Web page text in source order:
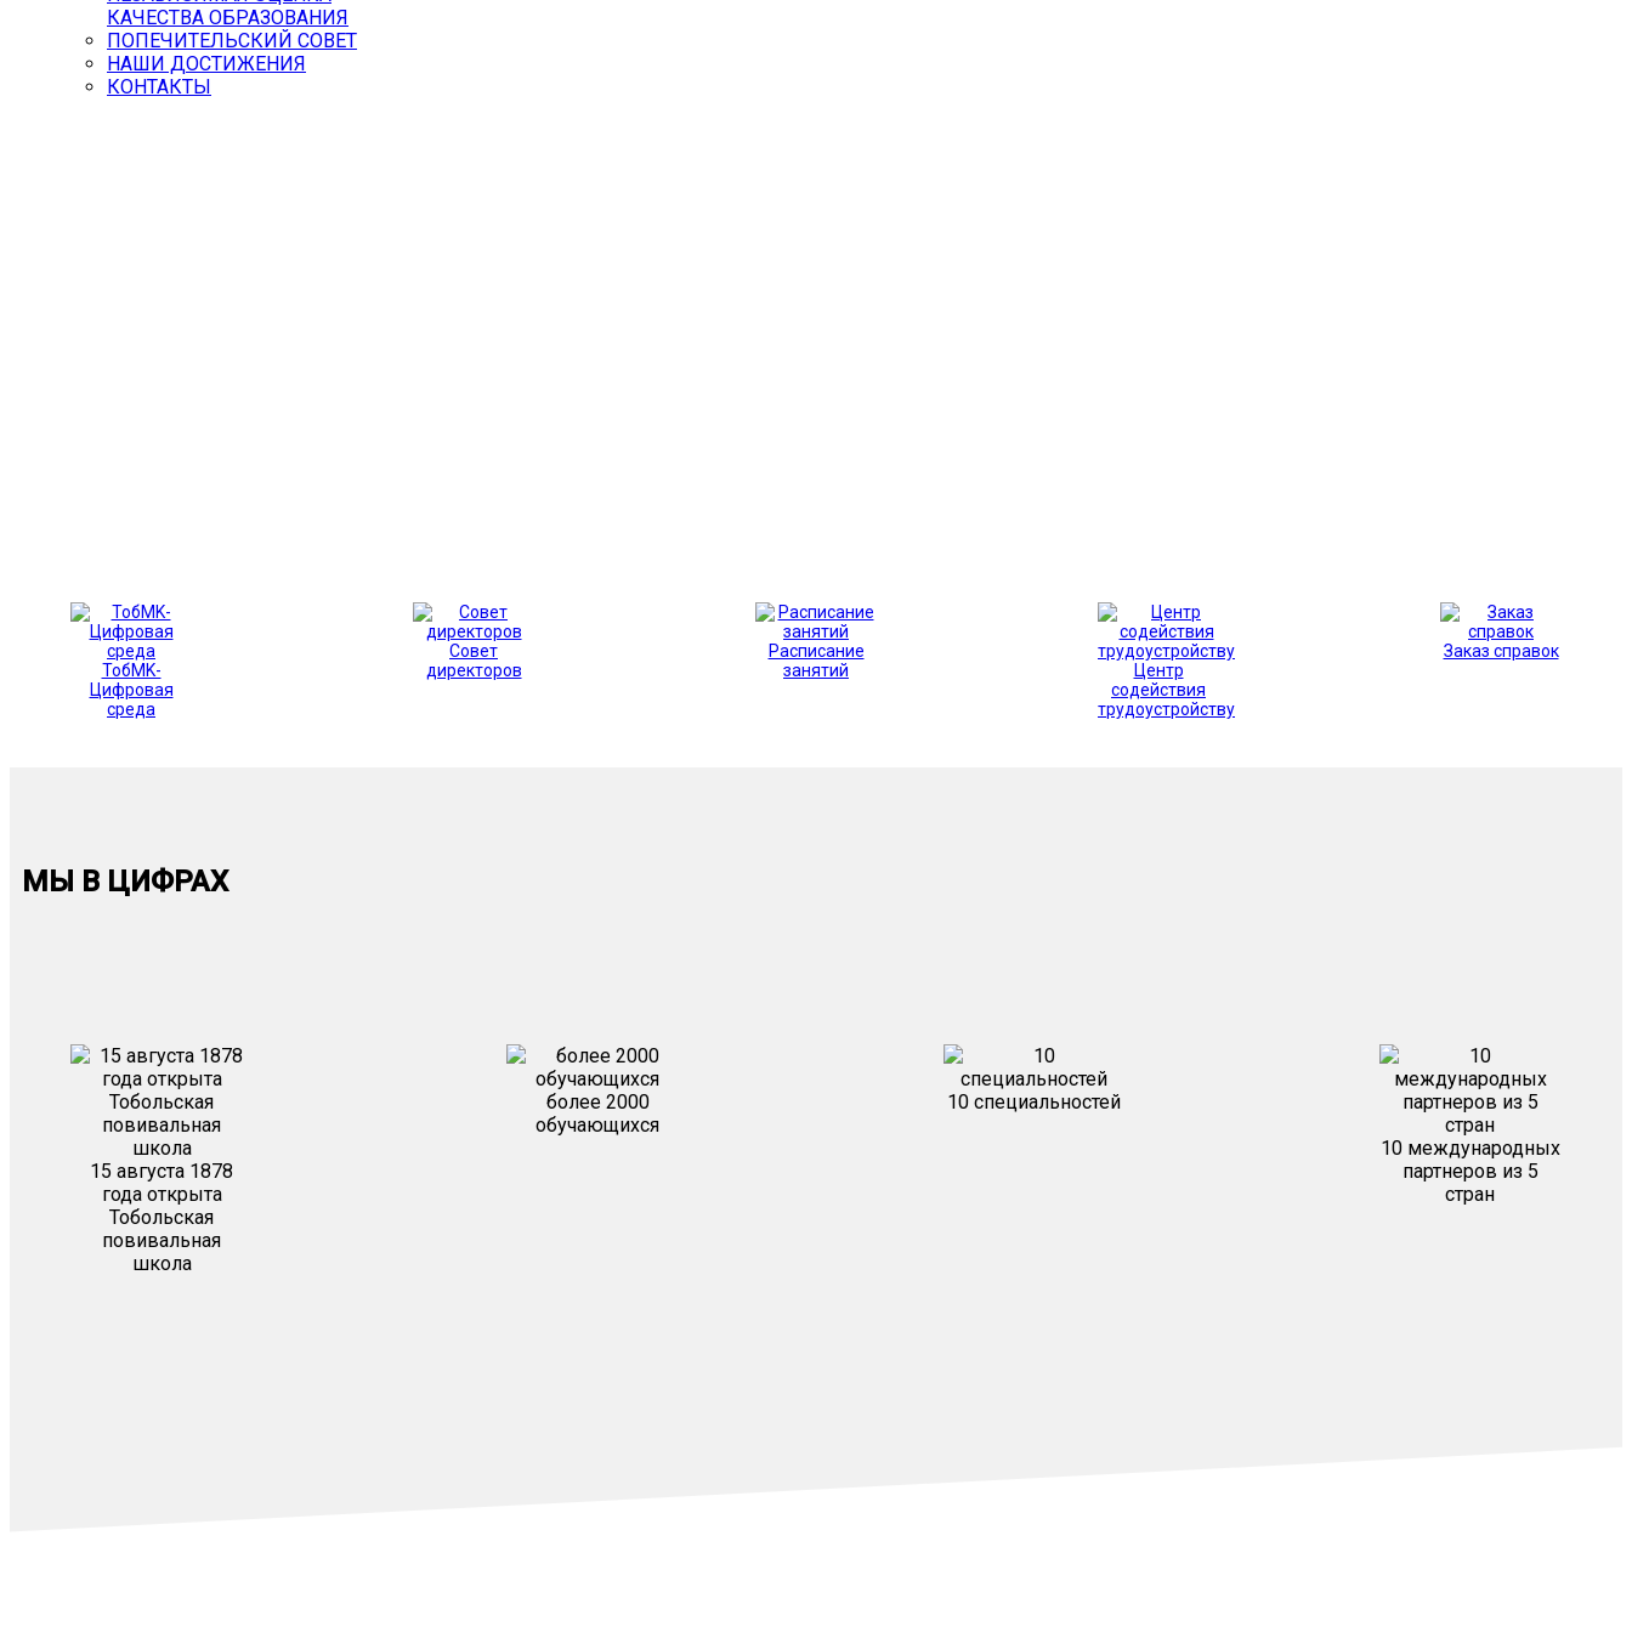
КАЧЕСТВА ОБРАЗОВАНИЯ
ПОПЕЧИТЕЛЬСКИЙ СОВЕТ
НАШИ ДОСТИЖЕНИЯ
КОНТАКТЫ
ТобMK-
Цифровая
среда
Совет
директоров
Расписание
занятий
Центр
содействия
трудоустройству
Заказ справок
МЫ В ЦИФРАХ
15 августа 1878
года открыта
Тобольская
повивальная
школа
более 2000
обучающихся
10 специальностей
10 международных
партнеров из 5
стран